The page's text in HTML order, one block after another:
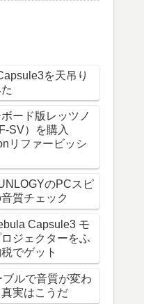
を天吊り
ード版レッツノ
SV）を購入
リファービッシ
のPCスピ
質チェック
Capsule3 モ
ジェクターをふ
でゲット
ルで音質が変わ
実はこうだ